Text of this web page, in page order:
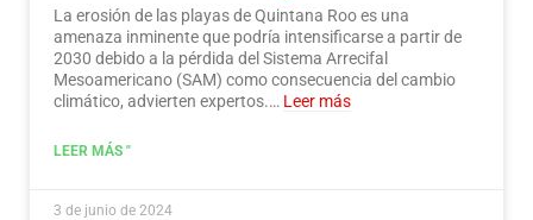
La erosión de las playas de Quintana Roo es una
amenaza inminente que podría intensificarse a partir de
2030 debido a la pérdida del Sistema Arrecifal
Mesoamericano (SAM) como consecuencia del cambio
climático, advierten expertos.… Leer más
LEER MÁS "
3 de junio de 2024